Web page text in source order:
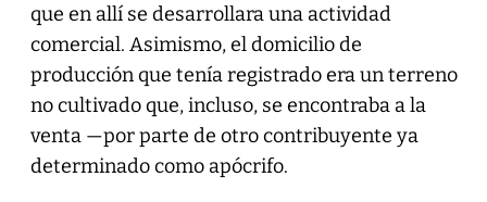
que en allí se desarrollara una actividad
comercial. Asimismo, el domicilio de
producción que tenía registrado era un terreno
no cultivado que, incluso, se encontraba a la
venta —por parte de otro contribuyente ya
determinado como apócrifo.